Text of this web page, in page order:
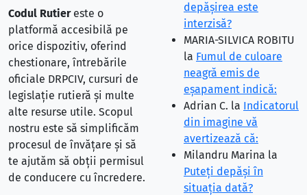
Codul Rutiereste o
platformă accesibilă pe
orice dispozitiv, oferind
chestionare, întrebările
oficiale DRPCIV, cursuri de
legislație rutieră și multe
alte resurse utile. Scopul
nostru este să simplificăm
procesul de învățare și să
te ajutăm să obții permisul
de conducere cu încredere.
depăşirea este
interzisă?
MARIA-SILVICA ROBITU
la Fumul de culoare
neagră emis de
eşapament indică:
Adrian C. la Indicatorul
din imagine vă
avertizează că:
Milandru Marina la
Puteţi depăşi în
situaţia dată?